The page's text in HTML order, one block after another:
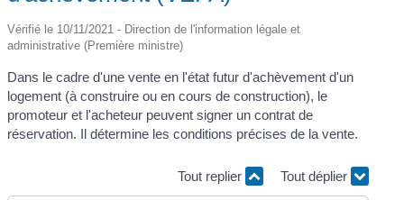
Vérifié le 10/11/2021 - Direction de l'information légale et
administrative (Première ministre)
Dans le cadre d'une vente en l'état futur d'achèvement d'un
logement (à construire ou en cours de construction), le
promoteur et l'acheteur peuvent signer un contrat de
réservation. Il détermine les conditions précises de la vente.
Tout replier Tout déplier